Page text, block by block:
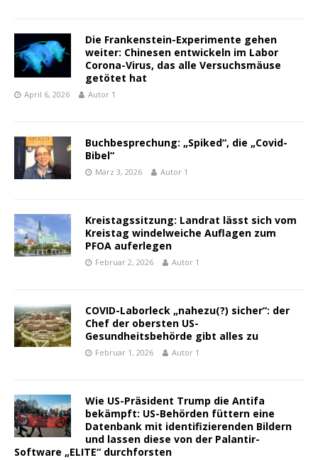
Die Frankenstein-Experimente gehen
weiter: Chinesen entwickeln im Labor
Corona-Virus, das alle Versuchsmäuse
getötet hat
April 6, 2026 Autor 1
Buchbesprechung: „Spiked“, die „Covid-
Bibel“
März 3, 2026 Autor 1
Kreistagssitzung: Landrat lässt sich vom
Kreistag windelweiche Auflagen zum
PFOA auferlegen
Februar 2, 2026 Autor 1
COVID-Laborleck „nahezu(?) sicher“: der
Chef der obersten US-
Gesundheitsbehörde gibt alles zu
Februar 1, 2026 Autor 1
Wie US-Präsident Trump die Antifa
bekämpft: US-Behörden füttern eine
Datenbank mit identifizierenden Bildern
und lassen diese von der Palantir-
Software „ELITE“ durchforsten